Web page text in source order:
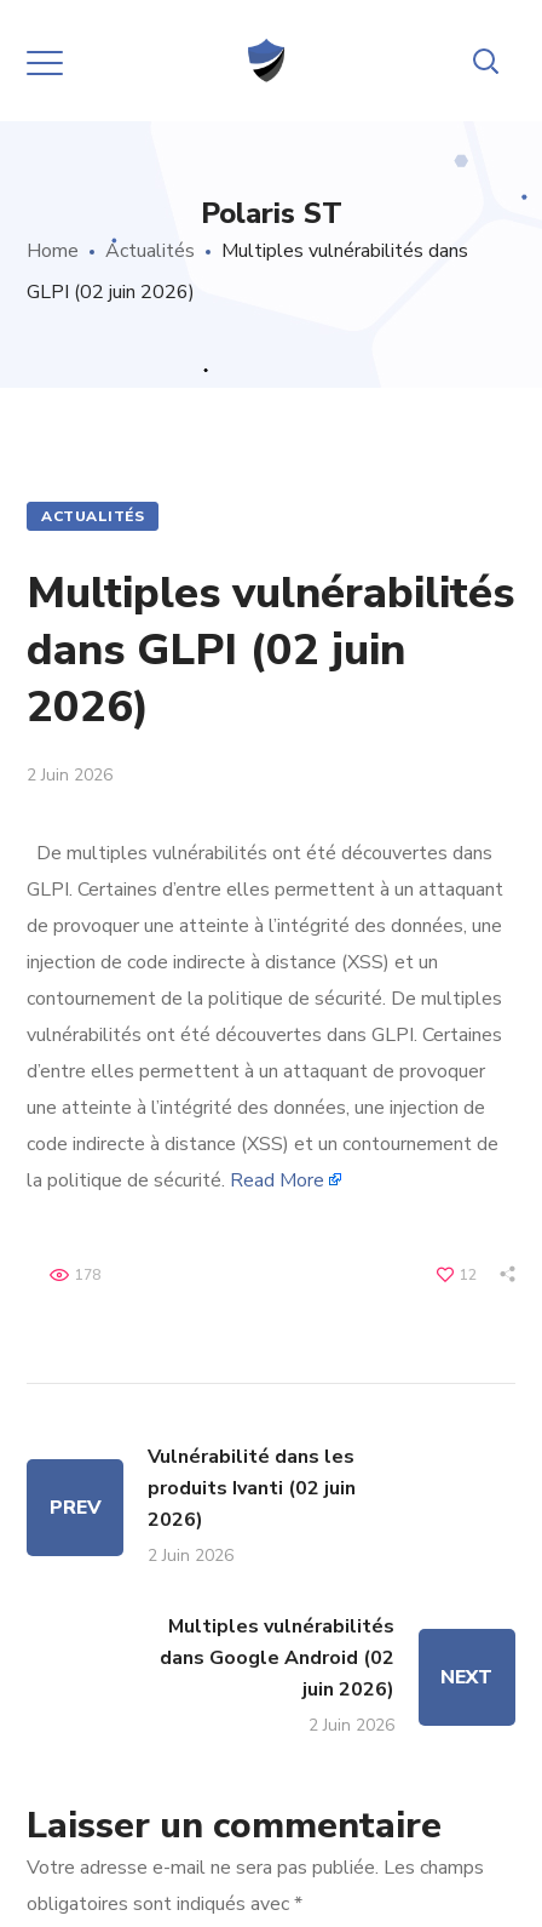
Polaris ST
Home Actualités
Multiples vulnérabilités dans
GLPI (02 juin 2026)
ACTUALITÉS
Multiples vulnérabilités
dans GLPI (02 juin
2026)
2 Juin 2026
De multiples vulnérabilités ont été découvertes dans
GLPI. Certaines d’entre elles permettent à un attaquant
de provoquer une atteinte à l’intégrité des données, une
injection de code indirecte à distance (XSS) et un
contournement de la politique de sécurité. De multiples
vulnérabilités ont été découvertes dans GLPI. Certaines
d’entre elles permettent à un attaquant de provoquer
une atteinte à l’intégrité des données, une injection de
code indirecte à distance (XSS) et un contournement de
la politique de sécurité. Read More
12
178
PREV
Vulnérabilité dans les
produits Ivanti (02 juin
2026)
2 Juin 2026
Multiples vulnérabilités
dans Google Android (02
juin 2026)
2 Juin 2026
NEXT
Laisser un commentaire
Votre adresse e-mail ne sera pas publiée. Les champs
obligatoires sont indiqués avec*